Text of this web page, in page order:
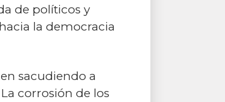
de políticos y
la democracia
sacudiendo a
corrosión de los